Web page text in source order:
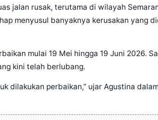
jalan rusak, terutama di wilayah
menyusul banyaknya kerusakan yang
mulai 19 Mei hingga 19 Juni 2026.
kini telah berlubang.
dilakukan perbaikan,” ujar Agustina